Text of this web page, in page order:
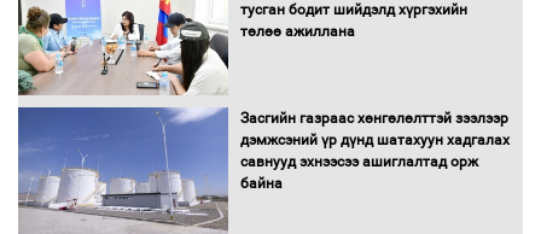
тусган бодит шийдэлд хүргэхийн
төлөө ажиллана
Засгийн газраас хөнгөлөлттэй зээлээр
дэмжсэний үр дүнд шатахуун хадгалах
савнууд эхнээсээ ашиглалтад орж
байна